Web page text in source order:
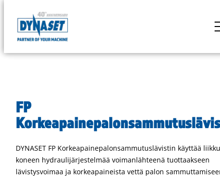
suoraan
sisältöön
DYNASET
by
FP
DYNASET FP Korkeapainepalonsammutuslävistin käyttää
koneen hydraulijärjestelmää voimanlähteenä tuottaakseen
lävistysvoimaa ja korkeapaineista vettä palon